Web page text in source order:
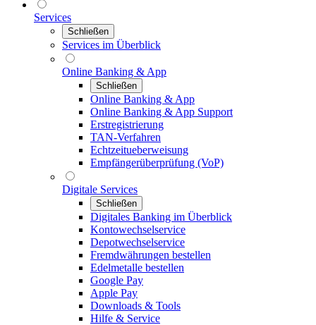
Services
Schließen
Services im Überblick
Online Banking & App
Schließen
Online Banking & App
Online Banking & App Support
Erstregistrierung
TAN-Verfahren
Echtzeitueberweisung
Empfängerüberprüfung (VoP)
Digitale Services
Schließen
Digitales Banking im Überblick
Kontowechselservice
Depotwechselservice
Fremdwährungen bestellen
Edelmetalle bestellen
Google Pay
Apple Pay
Downloads & Tools
Hilfe & Service